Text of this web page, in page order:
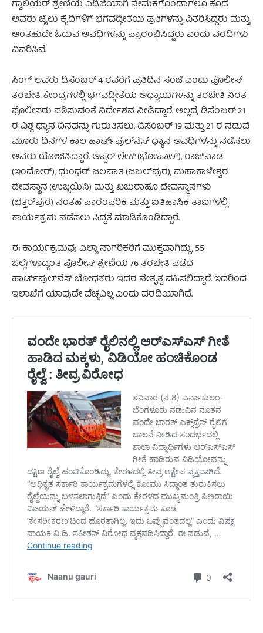
ಗ್ವಾಲಿಯರ್ ಶ್ರೇಣಿಯ ಎಡಿಜಿಯಾಗಿ ನೇಮಕಗೊಂಡಾಗಲೂ ಕೂಡ
ಅವರು ಜೈಲು ಕೈದಿಗಳಿಗೆ ಭಗವದ್ಗೀತೆಯ ಪ್ರತಿಗಳನ್ನು ವಿತರಿಸಿದ್ದರು ಮತ್ತು
ಅಂತಹುದೇ ಓದುವ ಅವಧಿಗಳನ್ನು ಪ್ರಾರಂಭಿಸಿದ್ದರು ಎಂದು ವರದಿಗಳು
ವಿವರಿಸಿವೆ.
ಸಿಂಗ್ ಅವರು ಡಿಸೆಂಬರ್ 4 ರವರೆಗೆ ಪ್ರತಿದಿನ ಸಂಜೆ ಎಂಟು ಪೊಲೀಸ್
ತರಬೇತಿ ಕೇಂದ್ರಗಳಲ್ಲಿ ಭಗವದ್ಗೀತೆಯ ಅಧ್ಯಾಯಗಳನ್ನು ತರಬೇತಿ ನಿರತ
ಪೊಲೀಸರು ಪಠಿಸುವಂತೆ ನಿರ್ದೇಶನ ನೀಡಿದ್ದಾರೆ. ಅಲ್ಲದೆ, ಡಿಸೆಂಬರ್ 21
ರ ವಿಶ್ವ ಧ್ಯಾನ ದಿನವನ್ನು ಗುರುತಿಸಲು, ಡಿಸೆಂಬರ್ 19 ಮತ್ತು 21 ರ ನಡುವೆ
ಮೂರು ದಿನಗಳ ಕಾಲ ಹಾರ್ಟ್‌ಫುಲ್‌ನೆಸ್ ಧ್ಯಾನ ಅವಧಿಗಳನ್ನು ನಡೆಸಲು
ಅವರು ಯೋಜಿಸಿದ್ದಾರೆ. ಅಪ್ಪರ್ ಲೇಕ್ (ಭೋಪಾಲ್), ರಾಜ್‌ವಾಡ
(ಇಂದೋರ್), ಧುಂಧರ್ ಜಲಪಾತ (ಜಬಲ್‌ಪುರ), ಮಹಾಕಾಳೇಶ್ವರ
ದೇವಸ್ಥಾನ (ಉಜ್ಜಯಿನಿ) ಮತ್ತು ಖಜುರಾಹೊ ದೇವಸ್ಥಾನಗಳು
(ಛತ್ತರ್‌ಪುರ) ನಂತಹ ಪಾರಂಪರಿಕ ಮತ್ತು ಐತಿಹಾಸಿಕ ತಾಣಗಳಲ್ಲಿ
ಕಾರ್ಯಕ್ರಮ ನಡೆಸಲು ಸಿದ್ದತೆ ಮಾಡಿಕೊಂಡಿದ್ದಾರೆ.
ಈ ಕಾರ್ಯಕ್ರಮವು ಎಲ್ಲಾ ನಾಗರಿಕರಿಗೆ ಮುಕ್ತವಾಗಿದ್ದು, 55
ಜಿಲ್ಲೆಗಳಾದ್ಯಂತ ಪೊಲೀಸ್ ಶ್ರೇಣಿಯ 76 ತರಬೇತಿ ಪಡೆದ
ಹಾರ್ಟ್‌ಫುಲ್‌ನೆಸ್ ಬೋಧಕರು ಇದರ ನೇತೃತ್ವ ವಹಿಸಲಿದ್ದಾರೆ. ಇದರಿಂದ
ಇಲಾಖೆಗೆ ಯಾವುದೇ ವೆಚ್ಚವಿಲ್ಲ ಎಂದು ವರದಿಯಾಗಿದೆ.